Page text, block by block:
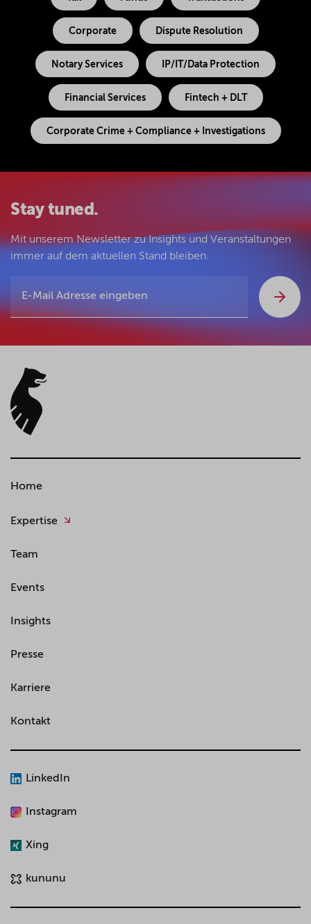
Corporate Dispute Resolution
Notary Services IP/IT/Data Protection
Financial Services Fintech + DLT
Corporate Crime + Compliance + Investigations
Stay tuned.
Mit unserem Newsletter zu Insights und Veranstaltungen
immer auf dem aktuellen Stand bleiben.
Home
Expertise
Team
Events
Insights
Presse
Karriere
Kontakt
LinkedIn
Instagram
Xing
kununu